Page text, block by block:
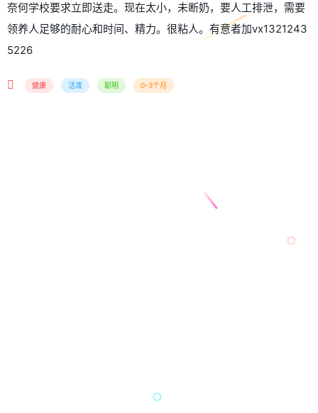
奈何学校要求立即送走。现在太小，未断奶，要人工排泄，需要
领养人足够的耐心和时间、精力。很粘人。有意者加vx1321243
5226
健康 活泼 聪明 0-3个月